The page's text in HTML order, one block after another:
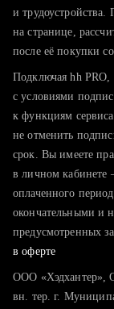
тратите
хотите
и
на странице,
после её покупки
Подключая hh PRO,
с условиями
к функциям
не отменить
срок. Вы имеете
в личном кабинете
оплаченного
окончательными и
предусмотренных
в оферте
ООО «Хэдхантер»,
вн. тер. г.